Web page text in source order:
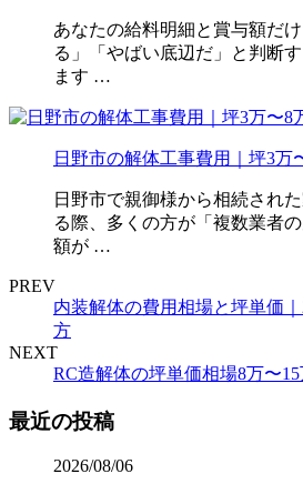
あなたの給料明細と賞与額だ
る」「やばい底辺だ」と判断
ます …
日野市の解体工事費用｜坪3
日野市で親御様から相続され
る際、多くの方が「複数業者
額が …
PREV
内装解体の費用相場と坪単価
方
NEXT
RC造解体の坪単価相場8万〜
最近の投稿
2026/08/06